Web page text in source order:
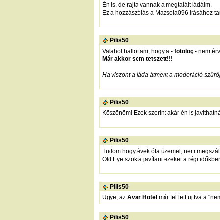
Én is, de rajta vannak a megtalált ládáim.
Ez a hozzászólás a Mazsola096 irásához
Pilis50
Valahol hallottam, hogy a - fotolog - nem
Már akkor sem tetszett!!!
Ha viszont a láda átment a moderáció
Pilis50
Köszönöm! Ezek szerint akár én is
Pilis50
Tudom hogy évek óta üzemel, nem
Old Eye szokta javítani ezeket a régi
Pilis50
Ugye, az Avar Hotel már fel lett ujitva a
Pilis50